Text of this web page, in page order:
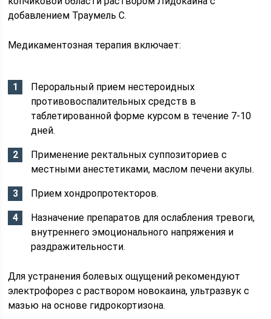
добавлением Траумель С.
Медикаментозная терапия включает:
Пероральный прием нестероидных
противовоспалительных средств в
таблетированной форме курсом в течение 7-10
дней.
Применение ректальных суппозиториев с
местными анестетиками, маслом печени акулы.
Прием хондропротекторов.
Назначение препаратов для ослабления тревоги,
внутреннего эмоционального напряжения и
раздражительности.
Для устранения болевых ощущений рекомендуют
электрофорез с раствором новокаина, ультразвук с
мазью на основе гидрокортизона.